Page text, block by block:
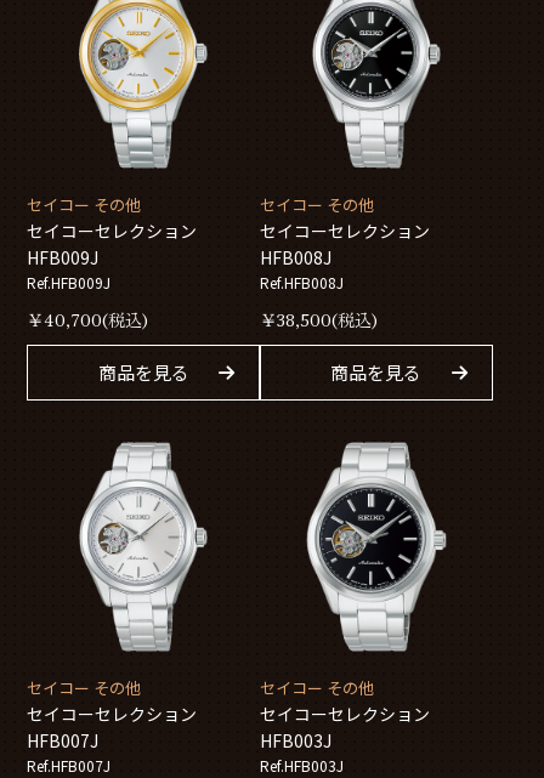
セイコー その他
セイコーセレクション
HFB009J
Ref.HFB009J
￥40,700(税込)
商品を見る
セイコー その他
セイコーセレクション
HFB008J
Ref.HFB008J
￥38,500(税込)
商品を見る
セイコー その他
セイコーセレクション
HFB007J
Ref.HFB007J
セイコー その他
セイコーセレクション
HFB003J
Ref.HFB003J